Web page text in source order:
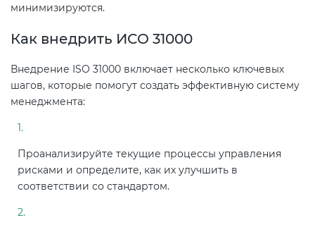
минимизируются.
Как внедрить ИСО 31000
Внедрение ISO 31000 включает несколько ключевых
шагов, которые помогут создать эффективную систему
менеджмента:
Проанализируйте текущие процессы управления
рисками и определите, как их улучшить в
соответствии со стандартом.